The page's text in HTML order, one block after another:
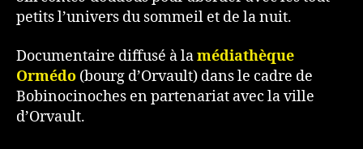
petits l’univers du sommeil et de la nuit.
Documentaire diffusé à lamédiathèque
Ormédo (bourg d’Orvault) dans le cadre de
Bobinocinoches en partenariat avec la ville
d’Orvault.